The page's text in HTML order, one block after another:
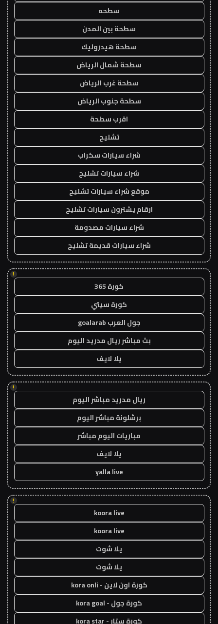
سطحه
سطحة بين المدن
سطحة هيدروليك
سطحة شمال الرياض
سطحة غرب الرياض
سطحة جنوب الرياض
اقرب سطحة
تشليح
شراء سيارات سكراب
شراء سيارات تشليح
موقع شراء سيارات تشليح
ارقام يشترون سيارات تشليح
شراء سيارات مصدومة
شراء سيارات قديمة تشليح
!
كورة 365
كورة سيتي
جول العرب goalarab
بث مباشر ريال مدريد اليوم
يلا لايف
!
ريال مدريد مباشر اليوم
برشلونة مباشر اليوم
مباريات اليوم مباشر
يلا لايف
yalla live
!
koora live
koora live
يلا شوت
يلا شوت
كورة اون لاين - kora onli
كورة جول - kora goal
كورة ستار - kora star